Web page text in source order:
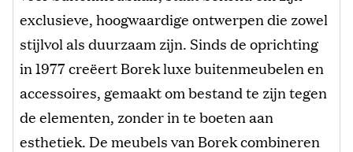
exclusieve, hoogwaardige ontwerpen die zowel
stijlvol als duurzaam zijn. Sinds de oprichting
in 1977 creëert Borek luxe buitenmeubelen en
accessoires, gemaakt om bestand te zijn tegen
de elementen, zonder in te boeten aan
esthetiek. De meubels van Borek combineren